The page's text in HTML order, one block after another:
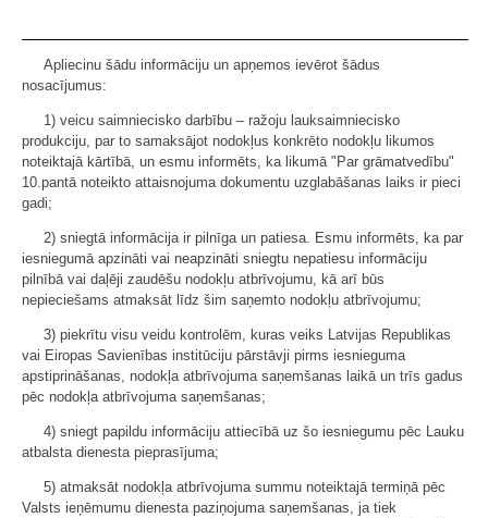
Apliecinu šādu informāciju un apņemos ievērot šādus
nosacījumus:
1) veicu saimniecisko darbību – ražoju lauksaimniecisko
produkciju, par to samaksājot nodokļus konkrēto nodokļu likumos
noteiktajā kārtībā, un esmu informēts, ka likumā "Par grāmatvedību"
10.pantā noteikto attaisnojuma dokumentu uzglabāšanas laiks ir pieci
gadi;
2) sniegtā informācija ir pilnīga un patiesa. Esmu informēts, ka par
iesniegumā apzināti vai neapzināti sniegtu nepatiesu informāciju
pilnībā vai daļēji zaudēšu nodokļu atbrīvojumu, kā arī būs
nepieciešams atmaksāt līdz šim saņemto nodokļu atbrīvojumu;
3) piekrītu visu veidu kontrolēm, kuras veiks Latvijas Republikas
vai Eiropas Savienības institūciju pārstāvji pirms iesnieguma
apstiprināšanas, nodokļa atbrīvojuma saņemšanas laikā un trīs gadus
pēc nodokļa atbrīvojuma saņemšanas;
4) sniegt papildu informāciju attiecībā uz šo iesniegumu pēc Lauku
atbalsta dienesta pieprasījuma;
5) atmaksāt nodokļa atbrīvojuma summu noteiktajā termiņā pēc
Valsts ieņēmumu dienesta paziņojuma saņemšanas, ja tiek